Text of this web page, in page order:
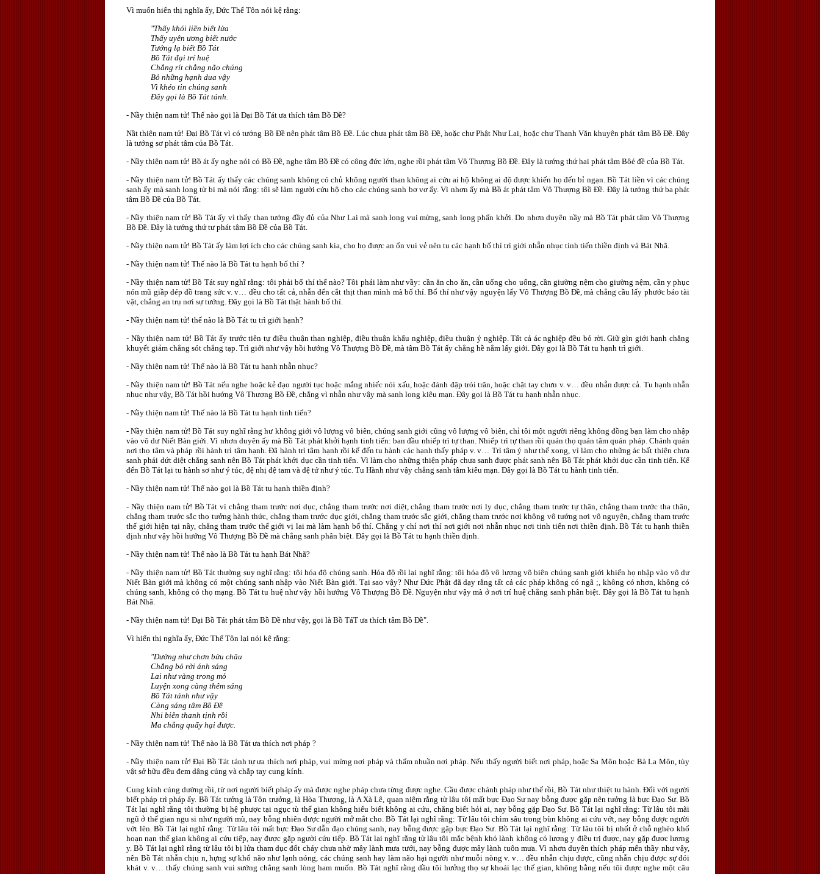
Vì muốn hiển thị nghĩa ấy, Ðức Thế Tôn nói kệ rằng:
"Thấy khói liền biết lửa
Thấy uyên ương biết nước
Tướng lạ biết Bồ Tát
Bồ Tát đại trí huệ
Chẳng rít chẳng não chúng
Bỏ những hạnh dua vậy
Vì khéo tin chúng sanh
Ðây gọi là Bồ Tát tánh.
- Nầy thiện nam tử! Thế nào gọi là Ðại Bồ Tát ưa thích tâm Bồ Ðề?
Nầt thiện nam tử! Ðại Bồ Tát vì có tướng Bồ Ðề nên phát tâm Bồ Ðề. Lúc chưa phát tâm Bồ Ðề, hoặc chư Phật Như Lai, hoặc chư Thanh Văn khuyên phát tâm Bồ Ðề. Ðây
là tướng sơ phát tâm của Bồ Tát.
- Nầy thiện nam tử! Bồ át ấy nghe nói có Bồ Ðề, nghe tâm Bồ Ðề có công đức lớn, nghe rồi phát tâm Vô Thượng Bồ Ðề. Ðây là tướng thứ hai phát tâm Bôé đề của Bồ Tát.
- Nầy thiện nam tử! Bồ Tát ấy thấy các chúng sanh không có chủ không người than không ai cứu ai hộ không ai độ được khiến họ đến bỉ ngạn. Bồ Tát liền vì các chúng
sanh ấy mà sanh long từ bi mà nói rằng: tôi sẽ làm người cứu hộ cho các chúng sanh bơ vơ ấy. Vì nhơn ấy mà Bồ át phát tâm Vô Thượng Bồ Ðề. Ðây là tướng thứ ba phát
tâm Bồ Ðề của Bồ Tát.
- Nầy thiện nam tử! Bồ Tát ấy vì thấy than tướng đầy đủ của Như Lai mà sanh long vui mừng, sanh long phấn khởi. Do nhơn duyên nầy mà Bồ Tát phát tâm Vô Thượng
Bồ Ðề. Ðây là tướng thứ tư phát tâm Bồ Ðề của Bồ Tát.
- Nầy thiện nam tử! Bồ Tát ấy làm lợi ích cho các chúng sanh kia, cho họ được an ổn vui vẻ nên tu các hạnh bố thí trì giới nhẫn nhục tinh tiến thiền định và Bát Nhã.
- Nầy thiện nam tử! Thế nào là Bồ Tát tu hạnh bố thí ?
- Nầy thiện nam tử! Bồ Tát suy nghĩ rằng: tôi phải bố thí thế nào? Tôi phải làm như vầy: cần ăn cho ăn, cần uống cho uống, cần giường nệm cho giường nệm, cần y phục
nón mũ giầp dép đồ trang sức v. v… đều cho tất cả, nhẫn đến cắt thịt than mình mà bố thí. Bố thí như vậy nguyện lấy Vô Thượng Bồ Ðề, mà chẳng cầu lấy phước báo tài
vật, chẳng an trụ nơi sự tướng. Ðây gọi là Bồ Tát thật hành bố thí.
- Nầy thiện nam tử! thế nào là Bồ Tát tu trì giới hạnh?
- Nầy thiện nam tử! Bồ Tát ấy trước tiên tự điều thuận than nghiệp, điều thuận khẩu nghiệp, điều thuận ý nghiệp. Tất cả ác nghiệp đều bỏ rời. Giữ gìn giới hạnh chẳng
khuyết giảm chẳng sót chẳng tạp. Trì giới như vậy hồi hướng Vô Thượng Bồ Ðề, mà tâm Bồ Tát ấy chẳng hề nắm lấy giới. Ðây gọi là Bồ Tát tu hạnh trì giới.
- Nầy thiện nam tử! Thế nào là Bồ Tát tu hạnh nhẫn nhục?
- Nầy thiện nam tử! Bồ Tát nếu nghe hoặc kẻ đạo người tục hoặc mắng nhiếc nói xấu, hoặc đánh đập trói trăn, hoặc chặt tay chưn v. v… đều nhẫn được cả. Tu hạnh nhẫn
nhục như vậy, Bồ Tát hồi hướng Vô Thượng Bồ Ðề, chẳng vì nhẫn như vậy mà sanh long kiêu mạn. Ðây gọi là Bồ Tát tu hạnh nhẫn nhục.
- Nầy thiện nam tử! Thế nào là Bồ Tát tu hạnh tinh tiến?
- Nầy thiện nam tử! Bồ Tát suy nghĩ rằng hư không giới vô lượng vô biên, chúng sanh giới cũng vô lượng vô biên, chỉ tôi một người riêng không đồng bạn làm cho nhập
vào vô dư Niết Bàn giới. Vì nhơn duyên ấy mà Bồ Tát phát khởi hạnh tinh tiến: ban đầu nhiếp trì tự than. Nhiếp trì tự than rồi quán thọ quán tâm quán pháp. Chánh quán
nơi thọ tâm và pháp rồi hành trì tâm hạnh. Ðã hành trì tâm hạnh rồi kế đến tu hành các hạnh thấy pháp v. v… Trì tâm ý như thế xong, vì làm cho những ác bất thiện chưa
sanh phải dứt diệt chẳng sanh nên Bồ Tát phát khởi dục cần tinh tiến. Vì làm cho những thiện pháp chưa sanh được phát sanh nên Bồ Tát phát khởi dục cần tinh tiến. Kế
đến Bồ Tát lại tu hành sơ như ý túc, đệ nhị đệ tam và đệ tứ như ý túc. Tu Hành như vậy chẳng sanh tâm kiêu mạn. Ðây gọi là Bồ Tát tu hành tinh tiến.
- Nầy thiện nam tử! Thế nào gọi là Bồ Tát tu hạnh thiền định?
- Nầy thiện nam tử! Bồ Tát vì chẳng tham trước nơi dục, chẳng tham trước nơi diệt, chẳng tham trước nơi ly dục, chẳng tham trước tự thân, chẳng tham trước tha thân,
chẳng tham trước sắc thọ tưởng hành thức, chẳng tham trước dục giới, chẳng tham trước sắc giới, chẳng tham trước nơi không vô tướng nơi vô nguyện, chẳng tham trước
thế giới hiện tại nầy, chẳng tham trước thế giới vị lai mà làm hạnh bố thí. Chẳng y chỉ nơi thí nơi giới nơi nhẫn nhục nơi tinh tiến nơi thiền định. Bồ Tát tu hạnh thiền
định như vậy hồi hướng Vô Thượng Bồ Ðề mà chẳng sanh phân biệt. Ðây gọi là Bồ Tát tu hạnh thiền định.
- Nầy thiện nam tử! Thế nào là Bồ Tát tu hạnh Bát Nhã?
- Nầy thiện nam tử! Bồ Tát thường suy nghĩ rằng: tôi hóa độ chúng sanh. Hóa độ rồi lại nghĩ rằng: tôi hóa độ vô lượng vô biên chúng sanh giới khiến họ nhập vào vô dư
Niết Bàn giới mà không có một chúng sanh nhập vào Niết Bàn giới. Tại sao vậy? Như Ðức Phật đã dạy rằng tất cả các pháp không có ngã ;, không có nhơn, không có
chúng sanh, không có thọ mạng. Bồ Tát tu huệ như vậy hồi hướng Vô Thượng Bồ Ðề. Nguyện như vậy mà ở nơi trí huệ chẳng sanh phân biệt. Ðây gọi là Bồ Tát tu hạnh
Bát Nhã.
- Nầy thiện nam tử! Ðại Bồ Tát phát tâm Bồ Ðề như vậy, gọi là Bồ TáT ưa thích tâm Bồ Ðề".
Vì hiển thị nghĩa ấy, Ðức Thế Tôn lại nói kệ rằng:
"Dường như chơn bửu châu
Chẳng bỏ rời ánh sáng
Lai như vàng trong mỏ
Luyện xong càng thêm sáng
Bồ Tát tánh như vậy
Càng sáng tâm Bồ Ðề
Nhi biên thanh tịnh rồi
Ma chẳng quấy hại được.
- Nầy thiện nam tử! Thế nào là Bồ Tát ưa thích nơi pháp ?
- Nầy thiện nam tử! Ðại Bồ Tát tánh tự ưa thích nơi pháp, vui mừng nơi pháp và thấm nhuần nơi pháp. Nếu thấy người biết nơi pháp, hoặc Sa Môn hoặc Bà La Môn, tùy
vật sở hữu đều đem dâng cúng và chắp tay cung kính.
Cung kính cúng dường rồi, từ nơi người biết pháp ấy mà được nghe pháp chưa từng được nghe. Cầu được chánh pháp như thế rồi, Bồ Tát như thiệt tu hành. Ðối với người
biết pháp trì pháp ấy. Bồ Tát tưởng là Tôn trưởng, là Hòa Thượng, là A Xà Lê, quan niệm rằng từ lâu tôi mất bực Ðạo Sư nay bỗng được gặp nên tưởng là bực Ðạo Sư. Bồ
Tát lại nghĩ rằng tôi thường bị hệ phược tại ngục tù thế gian không hiểu biết không ai cứu, chẳng biết hỏi ai, nay bỗng gặp Ðạo Sư. Bồ Tát lại nghĩ rằng: Từ lâu tôi mãi
ngũ ở thế gian ngu si như người mù, nay bỗng nhiên được người mở mắt cho. Bồ Tát lại nghĩ rằng: Từ lâu tôi chìm sâu trong bùn không ai cứu vớt, nay bỗng được người
vớt lên. Bồ Tát lại nghĩ rằng: Từ lâu tôi mất bực Ðạo Sư dẫn đạo chúng sanh, nay bỗng được gặp bực Ðạo Sư. Bồ Tát lại nghĩ rằng: Từ lâu tôi bị nhốt ở chỗ nghèo khổ
hoạn nạn thế gian không ai cứu tiếp, nay được gặp người cứu tiếp. Bồ Tát lại nghĩ rằng từ lâu tôi mắc bệnh khó lành không có lương y điều trị được, nay gặp đươc lương
y. Bồ Tát lại nghĩ rằng từ lâu tôi bị lửa tham dục đốt cháy chưa nhờ mây lành mưa tưới, nay bỗng được mây lành tuôn mưa. Vì nhơn duyên thích pháp mến thầy như vậy,
nên Bồ Tát nhẫn chịu n, hựng sự khổ não như lạnh nóng, các chúng sanh hay làm não hại người như muỗi nòng v. v… đều nhẫn chịu được, cũng nhẫn chịu được sự đói
khát v. v… thấy chúng sanh vui sướng chẳng sanh lòng ham muốn. Bồ Tát nghĩ rằng dầu tôi hưởng thọ sự khoái lạc thế gian, không bằng nếu tôi được nghe một câu